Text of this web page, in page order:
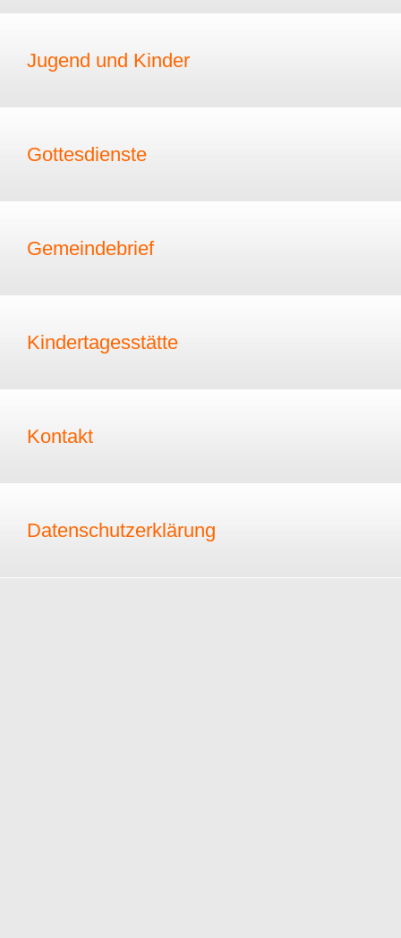
Jugend und Kinder
Gottesdienste
Gemeindebrief
Kindertagesstätte
Kontakt
Datenschutzerklärung